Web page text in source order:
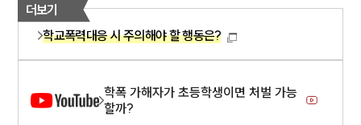
더보기
학교폭력대응 시 주의해야 할 행동은?
학폭 가해자가 초등학생이면 처벌 가능
할까?